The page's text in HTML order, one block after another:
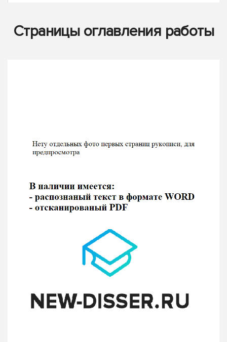
Страницы оглавления работы